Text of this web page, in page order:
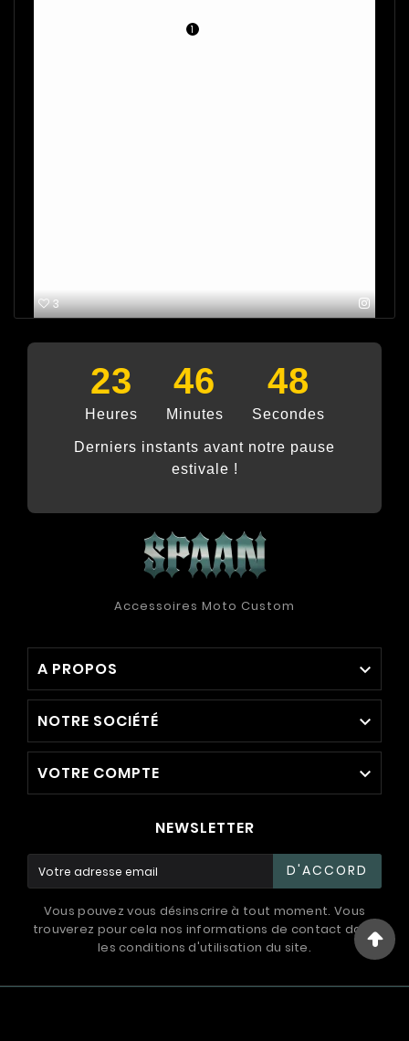
1
3
23
Heures
46
Minutes
47
Secondes
Derniers instants avant notre pause
estivale !
Accessoires Moto Custom
A PROPOS 
NOTRE SOCIÉTÉ 
VOTRE COMPTE 
NEWSLETTER
D'ACCORD
Vous pouvez vous désinscrire à tout moment. Vous
trouverez pour cela nos informations de contact dans
les conditions d'utilisation du site.